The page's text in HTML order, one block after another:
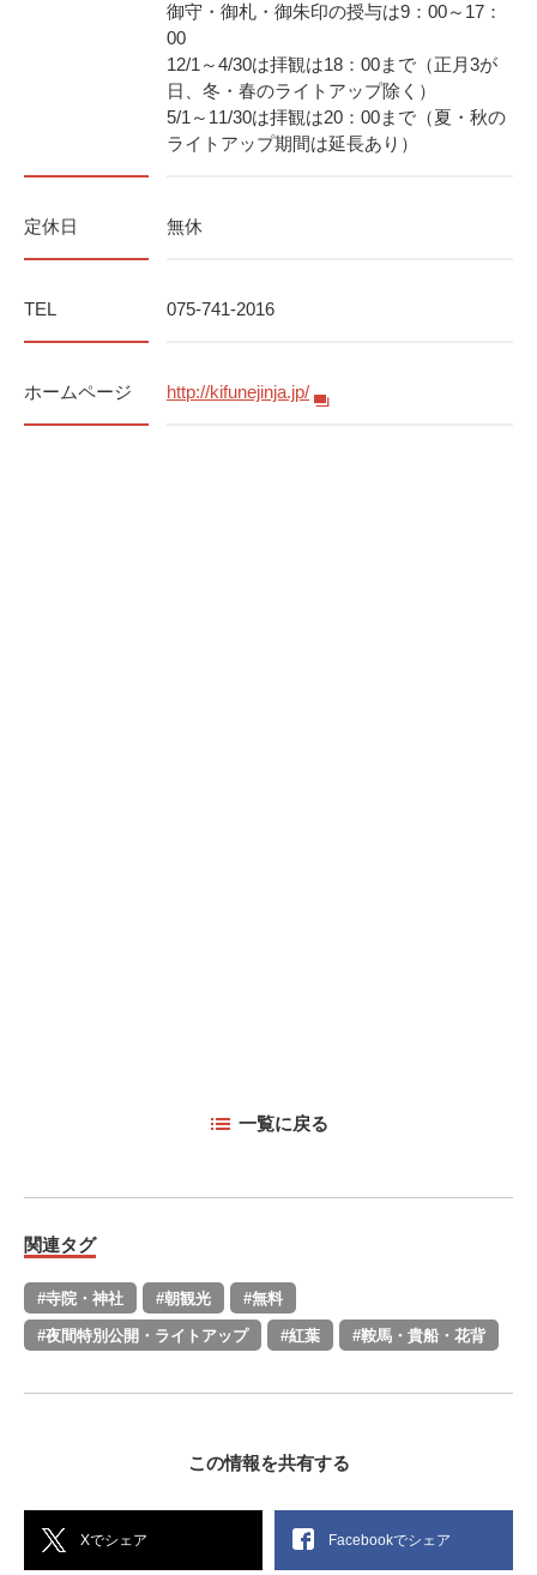
御守・御札・御朱印の授与は9：00～17：
00
12/1～4/30は拝観は18：00まで（正月3が
日、冬・春のライトアップ除く）
5/1～11/30は拝観は20：00まで（夏・秋の
ライトアップ期間は延長あり）
定休日 無休
TEL 075-741-2016
ホームページ http://kifunejinja.jp/
一覧に戻る
関連タグ
#寺院・神社 #朝観光 #無料
#夜間特別公開・ライトアップ #紅葉 #鞍馬・貴船・花背
この情報を共有する
Xでシェア Facebookでシェア